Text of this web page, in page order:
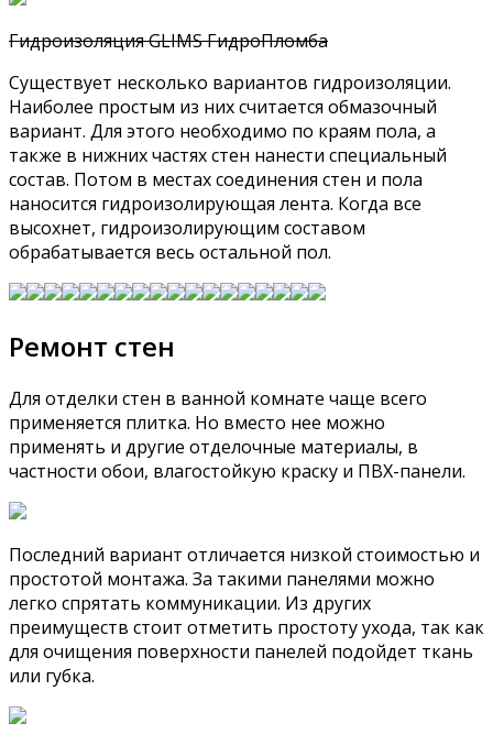
Гидроизоляция GLIMS ГидроПломба
Существует несколько вариантов гидроизоляции.
Наиболее простым из них считается обмазочный
вариант. Для этого необходимо по краям пола, а
также в нижних частях стен нанести специальный
состав. Потом в местах соединения стен и пола
наносится гидроизолирующая лента. Когда все
высохнет, гидроизолирующим составом
обрабатывается весь остальной пол.
Ремонт стен
Для отделки стен в ванной комнате чаще всего
применяется плитка. Но вместо нее можно
применять и другие отделочные материалы, в
частности обои, влагостойкую краску и ПВХ-панели.
Последний вариант отличается низкой стоимостью и
простотой монтажа. За такими панелями можно
легко спрятать коммуникации. Из других
преимуществ стоит отметить простоту ухода, так как
для очищения поверхности панелей подойдет ткань
или губка.